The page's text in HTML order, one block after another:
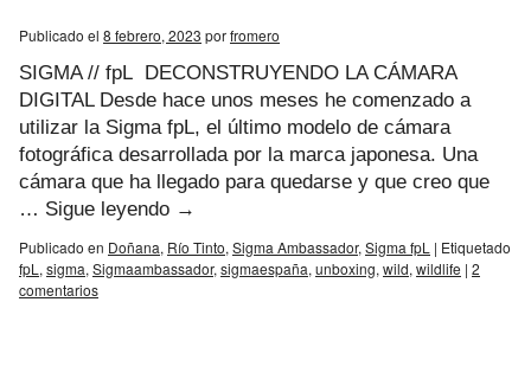
Publicado el 8 febrero, 2023 porfromero
SIGMA // fpL DECONSTRUYENDO LA CÁMARA
DIGITAL Desde hace unos meses he comenzado a
utilizar la Sigma fpL, el último modelo de cámara
fotográfica desarrollada por la marca japonesa. Una
cámara que ha llegado para quedarse y que creo que
… Sigue leyendo →
Publicado en Doñana, Río Tinto, Sigma Ambassador, Sigma fpL | Etiquetado
fpL , sigma, Sigmaambassador, sigmaespaña, unboxing, wild, wildlife | 2
comentarios